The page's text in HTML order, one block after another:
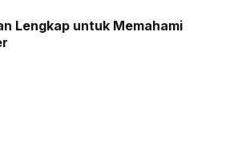
Lengkap untuk Memahami